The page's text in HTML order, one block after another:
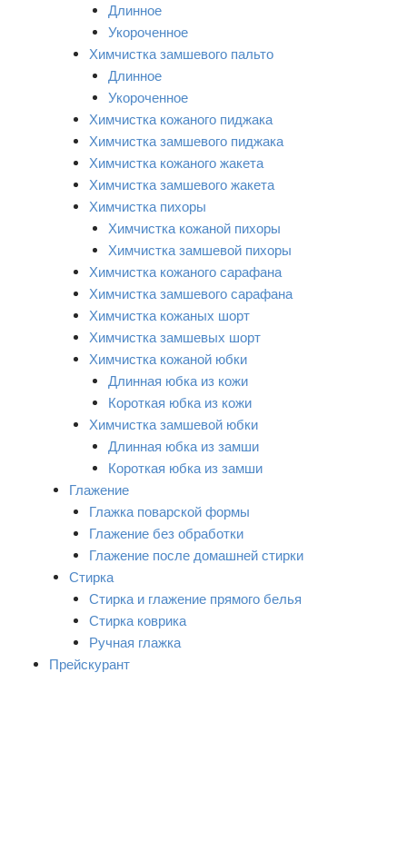
Длинное
Укороченное
Химчистка замшевого пальто
Длинное
Укороченное
Химчистка кожаного пиджака
Химчистка замшевого пиджака
Химчистка кожаного жакета
Химчистка замшевого жакета
Химчистка пихоры
Химчистка кожаной пихоры
Химчистка замшевой пихоры
Химчистка кожаного сарафана
Химчистка замшевого сарафана
Химчистка кожаных шорт
Химчистка замшевых шорт
Химчистка кожаной юбки
Длинная юбка из кожи
Короткая юбка из кожи
Химчистка замшевой юбки
Длинная юбка из замши
Короткая юбка из замши
Глажение
Глажка поварской формы
Глажение без обработки
Глажение после домашней стирки
Стирка
Стирка и глажение прямого белья
Стирка коврика
Ручная глажка
Прейскурант